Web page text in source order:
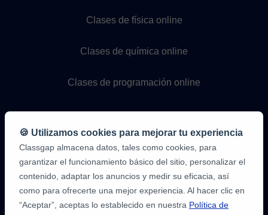
Clases de física online
Clases de química online
Clases de programación online
9,6/10
1,339,284
🍪 Utilizamos cookies para mejorar tu experiencia
Classgap almacena datos, tales como cookies, para
garantizar el funcionamiento básico del sitio, personalizar el
contenido, adaptar los anuncios y medir su eficacia, así
como para ofrecerte una mejor experiencia. Al hacer clic en
“Aceptar”, aceptas lo establecido en nuestra Política de